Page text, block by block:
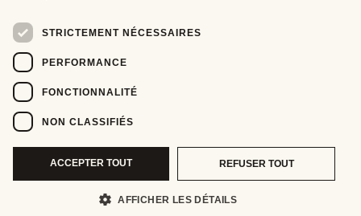
STRICTEMENT NÉCESSAIRES
PERFORMANCE
FONCTIONNALITÉ
NON CLASSIFIÉS
ACCEPTER TOUT REFUSER TOUT
AFFICHER LES DÉTAILS